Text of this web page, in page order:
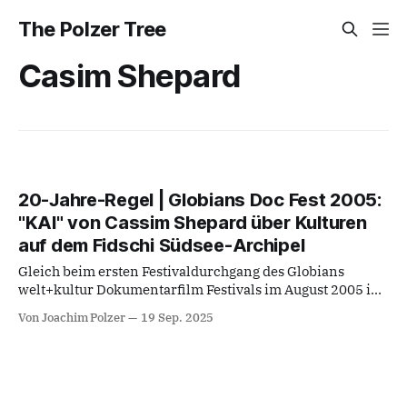
The Polzer Tree
Casim Shepard
20-Jahre-Regel | Globians Doc Fest 2005:
"KAI" von Cassim Shepard über Kulturen
auf dem Fidschi Südsee-Archipel
Gleich beim ersten Festivaldurchgang des Globians
welt+kultur Dokumentarfilm Festivals im August 2005 in
herausragende Bedeutung von Migrationsthemen beim
Von Joachim Polzer 19 Sep. 2025